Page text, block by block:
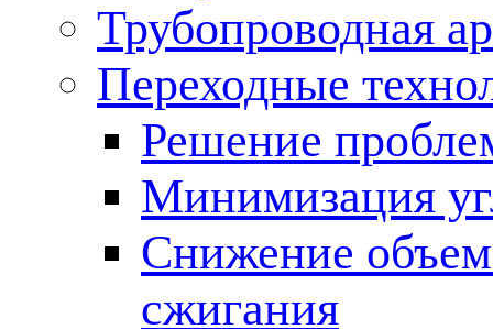
Трубопроводная
Переходные
Решение
Минимизация
Снижение
сжигания